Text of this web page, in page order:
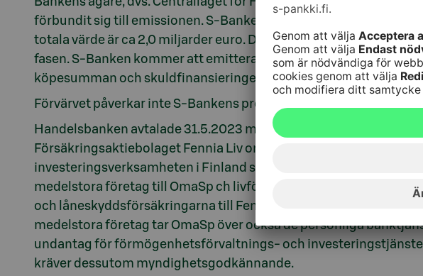
förbundit sig till emissionen. S-Banken har dessutom avtalat om
totala värde är ca 2,0 miljarder euro. Danske Bank A/S svarar för
fasen. S-Banken kommer att emittera säkerställda obligationer
köpesumman och skuldfinansieringen.
Förvärvet påverkar inte S-Bankens prognos för 2023.
Handelsbanken avtalade31.5.2023 med S-Banken, Oma
Försäkringsaktiebolaget Fennia Liv om att privatkunds-,
investeringsverksamheten i Finland säljs till S-Banken,
medelstora företag till OmaSp ch livförsäkringsverksamheten
och låneskyddsförsäkringarna till Fennia Liv. I anslutning till
medelstora företag tar OmaSp över också de personliga
undantag för förmögenhetsförvaltnings- och
kräver dessutom myndighetsgodkännande.